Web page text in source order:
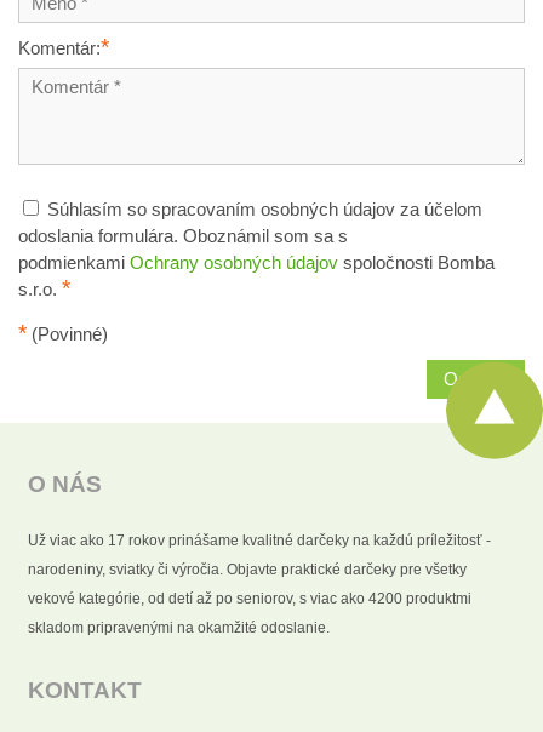
Komentár:*
Súhlasím so spracovaním osobných údajov za účelom
odoslania formulára. Oboznámil som sa s
podmienkami Ochrany osobných údajov spoločnosti Bomba
s.r.o. *
* (Povinné)
Odoslať
O NÁS
Už viac ako 17 rokov prinášame kvalitné darčeky na každú príležitosť -
narodeniny, sviatky či výročia. Objavte praktické darčeky pre všetky
vekové kategórie, od detí až po seniorov, s viac ako 4200 produktmi
skladom pripravenými na okamžité odoslanie.
KONTAKT